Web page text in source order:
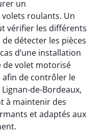
un
roulants. Un
vérifier les différents
détecter les pièces
d’une installation
de volet motorisé
afin de contrôler le
de-Bordeaux,
à maintenir des
et adaptés aux